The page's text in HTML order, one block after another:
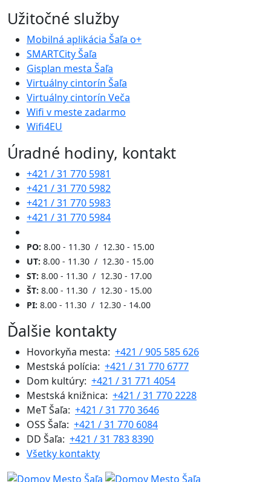
Užitočné služby
Mobilná aplikácia Šaľa o+
SMARTCity Šaľa
Gisplan mesta Šaľa
Virtuálny cintorín Šaľa
Virtuálny cintorín Veča
Wifi v meste zadarmo
Wifi4EU
Úradné hodiny, kontakt
+421 / 31 770 5981
+421 / 31 770 5982
+421 / 31 770 5983
+421 / 31 770 5984
PO: 8.00 - 11.30 / 12.30 - 15.00
UT: 8.00 - 11.30 / 12.30 - 15.00
ST: 8.00 - 11.30 / 12.30 - 17.00
ŠT: 8.00 - 11.30 / 12.30 - 15.00
PI: 8.00 - 11.30 / 12.30 - 14.00
Ďalšie kontakty
Hovorkyňa mesta: +421 / 905 585 626
Mestská polícia: +421 / 31 770 6777
Dom kultúry: +421 / 31 771 4054
Mestská knižnica: +421 / 31 770 2228
MeT Šaľa: +421 / 31 770 3646
OSS Šaľa: +421 / 31 770 6084
DD Šaľa: +421 / 31 783 8390
Všetky kontakty